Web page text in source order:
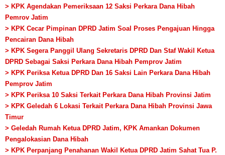
> KPK Agendakan Pemeriksaan 12 Saksi Perkara Dana Hibah
Pemrov Jatim
> KPK Cecar Pimpinan DPRD Jatim Soal Proses Pengajuan Hingga
Pencairan Dana Hibah
> KPK Segera Panggil Ulang Sekretaris DPRD Dan Staf Wakil Ketua
DPRD Sebagai Saksi Perkara Dana Hibah Pemprov Jatim
> KPK Periksa Ketua DPRD Dan 16 Saksi Lain Perkara Dana Hibah
Pemprov Jatim
> KPK Periksa 10 Saksi Terkait Perkara Dana Hibah Provinsi Jatim
> KPK Geledah 6 Lokasi Terkait Perkara Dana Hibah Provinsi Jawa
Timur
> Geledah Rumah Ketua DPRD Jatim, KPK Amankan Dokumen
Pengalokasian Dana Hibah
> KPK Perpanjang Penahanan Wakil Ketua DPRD Jatim Sahat Tua P.